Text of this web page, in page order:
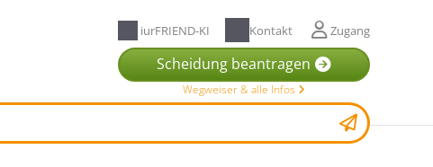
iurFRIEND-KI Kontakt Zugang
Scheidung beantragen
Wegweiser & alle Infos